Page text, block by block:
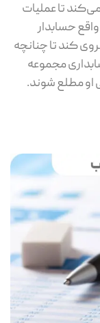
تا عملیات
حسابدار
کند تا چنانچه
مجموعه
او مطلع شوند.